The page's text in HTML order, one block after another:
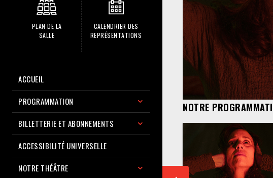
PLAN DE LA
SALLE
CALENDRIER DES
REPRÉSENTATIONS
ACCUEIL
PROGRAMMATION
BILLETTERIE ET ABONNEMENTS
ACCESSIBILITÉ UNIVERSELLE
NOTRE THÉÂTRE
NOTRE